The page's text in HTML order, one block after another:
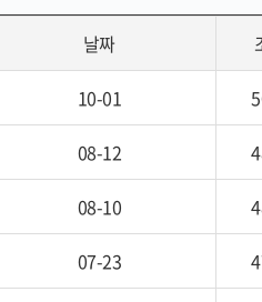
날짜
10-01
08-12
08-10
07-23